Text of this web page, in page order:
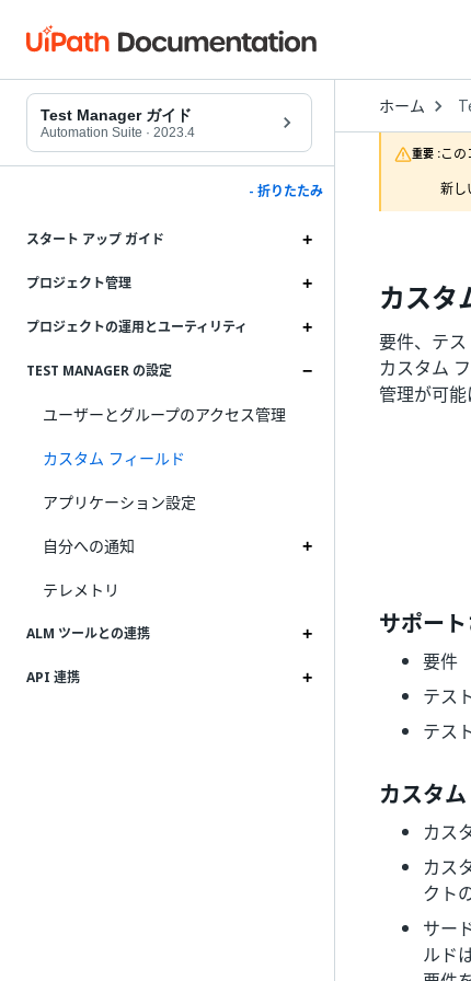
Test Manager ガイド
Automation Suite · 2023.4
- 折りたたみ
スタート アップ ガイド
プロジェクト管理
プロジェクトの運用とユーティリティ
TEST MANAGER の設定
ユーザーとグループのアクセス管理
カスタム フィールド
アプリケーション設定
自分への通知
テレメトリ
ALM ツールとの連携
API 連携
ホーム
to
重要 :こ
新し
カスタ
要件、テ
カスタム
管理が可能
サポー
要件
テス
テス
カスタ
カス
カス
クト
サー
ルド